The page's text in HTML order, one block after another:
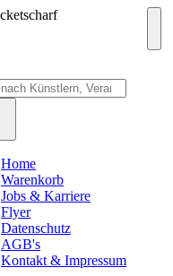
Home
Warenkorb
Jobs & Karriere
Flyer
Datenschutz
AGB's
Kontakt & Impressum